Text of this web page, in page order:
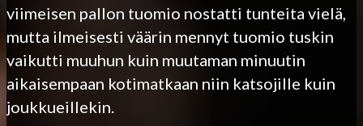
viimeisen pallon tuomio nostatti tunteita vielä,
mutta ilmeisesti väärin mennyt tuomio tuskin
vaikutti muuhun kuin muutaman minuutin
aikaisempaan kotimatkaan niin katsojille kuin
joukkueillekin.